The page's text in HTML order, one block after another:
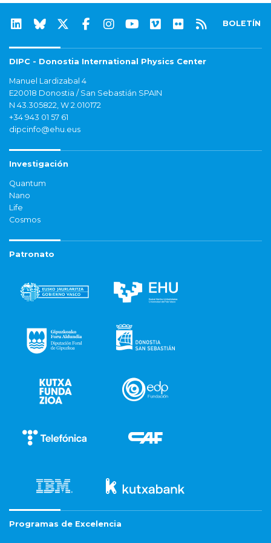
BOLETÍN
DIPC - Donostia International Physics Center
Manuel Lardizabal 4
E20018 Donostia / San Sebastián SPAIN
N 43.305822, W 2.010172
+34 943 01 57 61
dipcinfo@ehu.eus
Investigación
Quantum
Nano
Life
Cosmos
Patronato
Programas de Excelencia